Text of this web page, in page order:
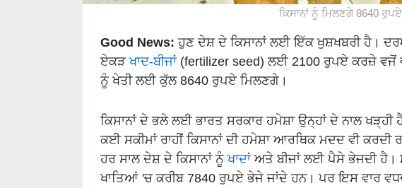
ਕਿਸਾਨਾਂ ਨੂੰ ਮਿਲਣਗੇ 8640 ਰੁਪਏ
Good News: ਹੁਣ ਦੇਸ਼ ਦੇ ਕਿਸਾਨਾਂ ਲਈ ਇੱਕ ਖੁਸ਼ਖਬਰੀ ਹੈ।
ਏਕੜਖਾਦ-ਬੀਜਾਂ(fertilizer seed) ਲਈ 2100 ਰੁਪਏ ਕਰਜ਼ੇ ਵਜੋਂ
ਨੂੰ ਖੇਤੀ ਲਈ ਕੁੱਲ 8640 ਰੁਪਏ ਮਿਲਣਗੇ।
ਕਿਸਾਨਾਂ ਦੇ ਭਲੇ ਲਈ ਭਾਰਤ ਸਰਕਾਰ ਹਮੇਸ਼ਾ ਉਨ੍ਹਾਂ ਦੇ ਨਾਲ
ਕਈ ਸਕੀਮਾਂ ਰਾਹੀਂ ਕਿਸਾਨਾਂ ਦੀ ਹਮੇਸ਼ਾ ਆਰਥਿਕ ਮਦਦ ਵੀ ਕਰਦੀ
ਹਰ ਸਾਲ ਦੇਸ਼ ਦੇ ਕਿਸਾਨਾਂ ਨੂੰਖਾਦਾਂਅਤੇ ਬੀਜਾਂ ਲਈ ਪੈਸੇ ਭੇਜਦੀ ਹੈ।
ਖਾਤਿਆਂ 'ਚ ਕਰੀਬ 7840 ਰੁਪਏ ਭੇਜੇ ਜਾਂਦੇ ਹਨ। ਪਰ ਇਸ ਵਾਰ